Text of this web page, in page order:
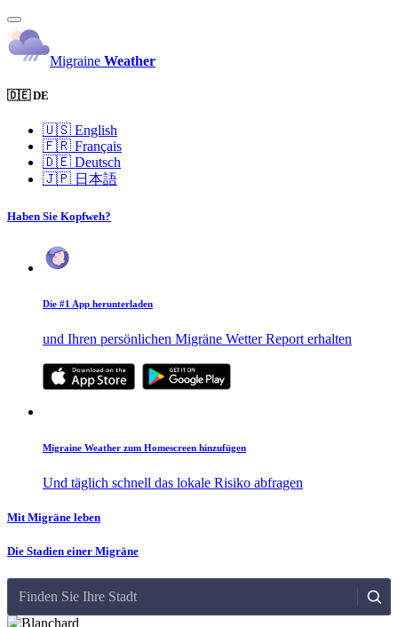
Migraine Weather
🇩🇪 DE
🇺🇸 English
🇫🇷 Français
🇩🇪 Deutsch
🇯🇵 日本語
Haben Sie Kopfweh?
Die #1 App herunterladen
und Ihren persönlichen Migräne Wetter Report erhalten
Migraine Weather zum Homescreen hinzufügen
Und täglich schnell das lokale Risiko abfragen
Mit Migräne leben
Die Stadien einer Migräne
Finden Sie Ihre Stadt